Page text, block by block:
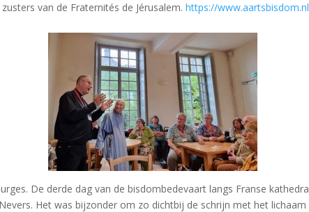
van de Fraternités de Jérusalem.https://
De derde dag van de bisdombedevaart langs Franse
Het was bijzonder om zo dichtbij de schrijn met het